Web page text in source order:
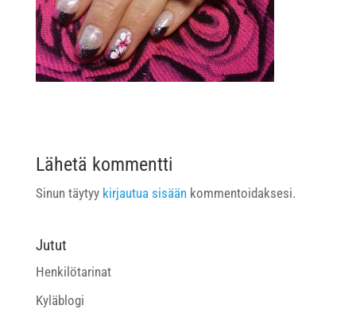
Lähetä kommentti
Sinun täytyy kirjautua sisäänkommentoidaksesi.
Jutut
Henkilötarinat
Kyläblogi